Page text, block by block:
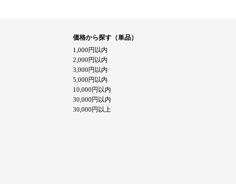
価格から探す（単品）
1,000円以内
2,000円以内
3,000円以内
5,000円以内
10,000円以内
30,000円以内
30,000円以上